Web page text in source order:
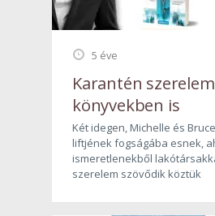
5 éve
Karantén
könyvekben is
Két idegen, Michelle és
liftjének fogságába esnek,
ismeretlenekből
szerelem szövődik köztük